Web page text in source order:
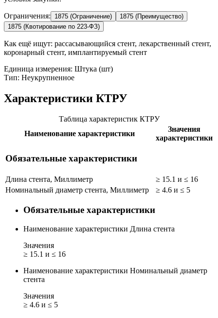
Ограничения: 1875 (Ограничение)
1875 (Преимущество)
1875 (Квотирование по 223-ФЗ)
Как ещё ищут: рассасывающийся стент, лекарственный стент,
коронарный стент, имплантируемый стент
Единица измерения: Штука (шт)
Тип: Неукрупненное
Характеристики КТРУ
Таблица характеристик КТРУ
Наименование характеристики
Значения
характеристики
Обязательные характеристики
Длина стента, Миллиметр
≥ 15.1 и ≤ 16
Номинальный диаметр стента, Миллиметр
≥ 4.6 и ≤ 5
Обязательные характеристики
Наименование характеристики Длина стента
Значения
≥ 15.1 и ≤ 16
Наименование характеристики Номинальный диаметр
стента
Значения
≥ 4.6 и ≤ 5